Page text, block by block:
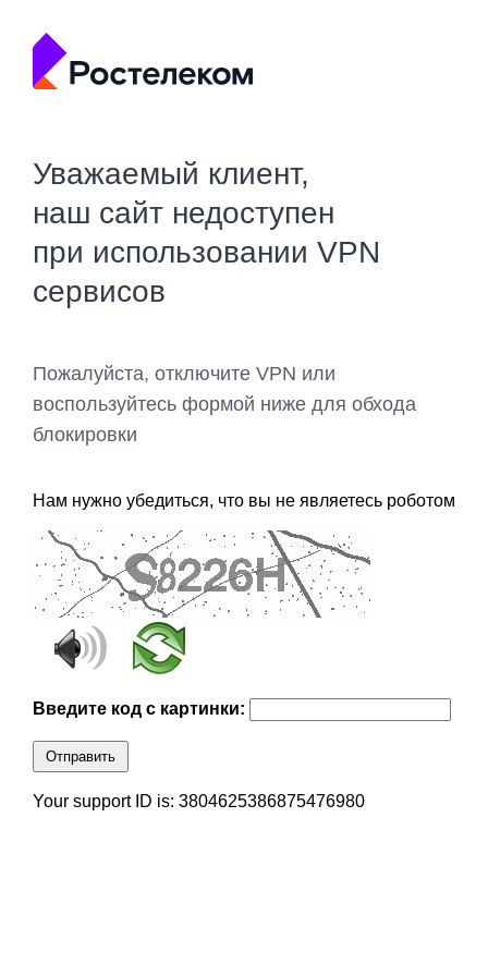
Уважаемый клиент,
наш сайт недоступен
при использовании VPN
сервисов
Пожалуйста, отключите VPN или
воспользуйтесь формой ниже для обхода
блокировки
Нам нужно убедиться, что вы не являетесь роботом
Введите код с картинки:
Отправить
Your support ID is: 3804625386875476980